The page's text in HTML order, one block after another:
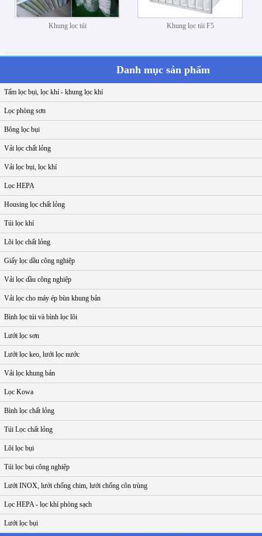
Khung lọc túi Khung lọc túi F5
Danh mục sản phẩm
Tấm lọc bụi, lọc khí - khung lọc khí
Lọc phòng sơn
Bông lọc bụi
Vải lọc chất lỏng
Vải lọc bụi, lọc khí
Lọc HEPA
Housing lọc chất lỏng
Túi lọc khí
Lõi lọc chất lỏng
Giấy lọc dầu công nghiệp
Vải lọc dầu công nghiệp
Vải lọc cho máy ép bùn khung bản
Bình lọc túi và bình lọc lõi
Lưới lọc sơn
Lưới lọc keo, lưới lọc nước
Vải lọc khung bản
Lọc Kowa
Bình lọc chất lỏng
Túi Lọc chất lỏng
Lõi lọc bụi
Túi lọc bụi công nghiệp
Lưới INOX, lưới chống chim, lưới chống côn trùng
Lọc HEPA - lọc khí phòng sạch
Lưới lọc bụi